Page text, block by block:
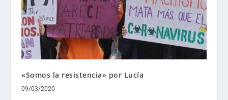
«Somos la resistencia» por Lucía
09/03/2020